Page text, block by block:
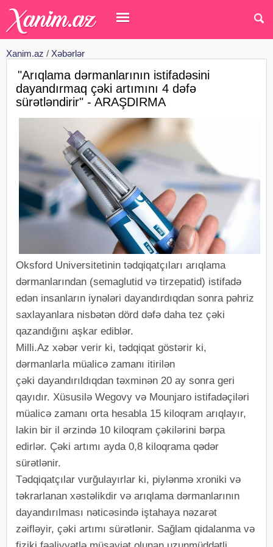
Xanim.az / Xəbərlər
"Arıqlama dərmanlarının istifadəsini
dayandırmaq çəki artımını 4 dəfə
sürətləndirir" - ARAŞDIRMA
Oksford Universitetinin tədqiqatçıları arıqlama
dərmanlarından (semaglutid və tirzepatid) istifadə
edən insanların iynələri dayandırdıqdan sonra pəhriz
saxlayanlara nisbətən dörd dəfə daha tez çəki
qazandığını aşkar ediblər.
Milli.Az xəbər verir ki, tədqiqat göstərir ki,
dərmanlarla müalicə zamanı itirilən
çəki dayandırıldıqdan təxminən 20 ay sonra geri
qayıdır. Xüsusilə Wegovy və Mounjaro istifadəçiləri
müalicə zamanı orta hesabla 15 kiloqram arıqlayır,
lakin bir il ərzində 10 kiloqram çəkilərini bərpa
edirlər. Çəki artımı ayda 0,8 kiloqrama qədər
sürətlənir.
Tədqiqatçılar vurğulayırlar ki, piylənmə xroniki və
təkrarlanan xəstəlikdir və arıqlama dərmanlarının
dayandırılması nəticəsində iştahaya nəzarət
zəifləyir, çəki artımı sürətlənir. Sağlam qidalanma və